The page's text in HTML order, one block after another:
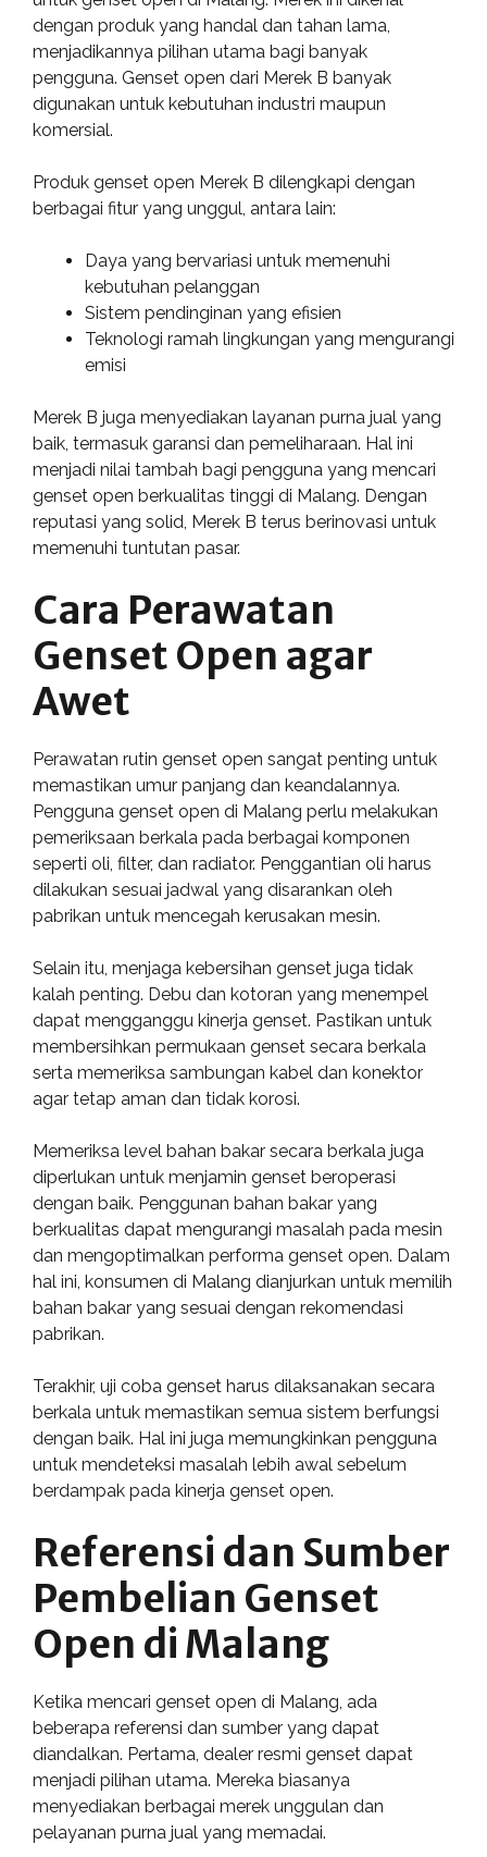
dengan produk yang handal dan tahan lama,
menjadikannya pilihan utama bagi banyak
pengguna. Genset open dari Merek B banyak
digunakan untuk kebutuhan industri maupun
komersial.
Produk genset open Merek B dilengkapi dengan
berbagai fitur yang unggul, antara lain:
Daya yang bervariasi untuk memenuhi
kebutuhan pelanggan
Sistem pendinginan yang efisien
Teknologi ramah lingkungan yang mengurangi
emisi
Merek B juga menyediakan layanan purna jual yang
baik, termasuk garansi dan pemeliharaan. Hal ini
menjadi nilai tambah bagi pengguna yang mencari
genset open berkualitas tinggi di Malang. Dengan
reputasi yang solid, Merek B terus berinovasi untuk
memenuhi tuntutan pasar.
Cara Perawatan
Genset Open agar
Awet
Perawatan rutin genset open sangat penting untuk
memastikan umur panjang dan keandalannya.
Pengguna genset open di Malang perlu melakukan
pemeriksaan berkala pada berbagai komponen
seperti oli, filter, dan radiator. Penggantian oli harus
dilakukan sesuai jadwal yang disarankan oleh
pabrikan untuk mencegah kerusakan mesin.
Selain itu, menjaga kebersihan genset juga tidak
kalah penting. Debu dan kotoran yang menempel
dapat mengganggu kinerja genset. Pastikan untuk
membersihkan permukaan genset secara berkala
serta memeriksa sambungan kabel dan konektor
agar tetap aman dan tidak korosi.
Memeriksa level bahan bakar secara berkala juga
diperlukan untuk menjamin genset beroperasi
dengan baik. Penggunan bahan bakar yang
berkualitas dapat mengurangi masalah pada mesin
dan mengoptimalkan performa genset open. Dalam
hal ini, konsumen di Malang dianjurkan untuk memilih
bahan bakar yang sesuai dengan rekomendasi
pabrikan.
Terakhir, uji coba genset harus dilaksanakan secara
berkala untuk memastikan semua sistem berfungsi
dengan baik. Hal ini juga memungkinkan pengguna
untuk mendeteksi masalah lebih awal sebelum
berdampak pada kinerja genset open.
Referensi dan Sumber
Pembelian Genset
Open di Malang
Ketika mencari genset open di Malang, ada
beberapa referensi dan sumber yang dapat
diandalkan. Pertama, dealer resmi genset dapat
menjadi pilihan utama. Mereka biasanya
menyediakan berbagai merek unggulan dan
pelayanan purna jual yang memadai.